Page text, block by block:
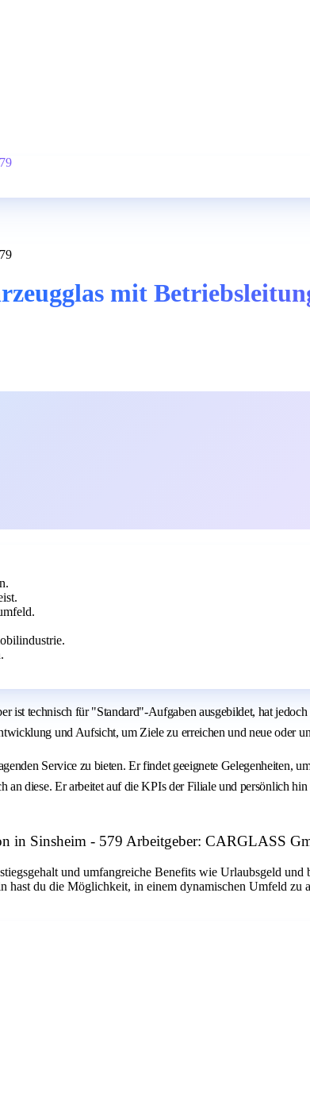
mit
technisch für "Standard"-Aufgaben ausgebildet, hat
und Aufsicht, um Ziele zu erreichen und neue oder
Service zu bieten. Er findet geeignete Gelegenheiten,
diese. Er arbeitet auf die KPIs der Filiale und persönlich
in Sinsheim - 579 Arbeitgeber: CARGLASS
und umfangreiche Benefits wie Urlaubsgeld und
du die Möglichkeit, in einem dynamischen Umfeld zu